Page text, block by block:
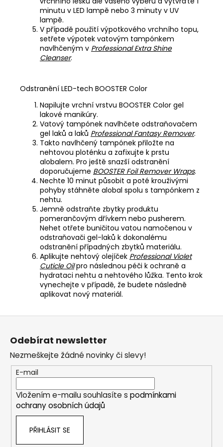
minutu v LED lampě nebo 3 minuty v UV
lampě.
V případě použití výpotkového vrchního topu,
setřete výpotek vatovým tampónkem
navlhčeným v Professional Extra Shine
Cleanser.
Odstranění LED-tech BOOSTER Color
Napilujte vrchní vrstvu BOOSTER Color gel
lakové manikúry.
Vatový tampónek navlhčete odstraňovačem
gel laků a laků Professional Fantasy Remover.
Takto navlhčený tampónek přiložte na
nehtovou ploténku a zafixujte k prstu
alobalem. Pro ještě snazší odstranění
doporučujeme BOOSTER Foil Remover Wraps.
Nechte 10 minut působit a poté krouživými
pohyby stáhněte alobal spolu s tampónkem z
nehtu.
Jemně odstraňte zbytky produktu
pomerančovým dřívkem nebo pusherem.
Nehet otřete buničitou vatou namočenou v
odstraňovači gel-laků k dokonalému
odstranění případných zbytků materiálu.
Aplikujte nehtový olejíček Professional Violet
Cuticle Oilpro následnou péči k ochraně a
hydrataci nehtu a nehtového lůžka. Tento krok
vynechejte v případě, že budete následně
aplikovat nový materiál.
Z
Odebírat newsletter
Nezmeškejte žádné novinky či slevy!
E-mail
Vložením e-mailu souhlasíte s podmínkami
ochrany osobních údajů
PŘIHLÁSIT SE